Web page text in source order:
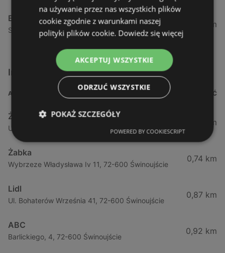
Biedronka
Sienkiewicza 32, 72-510 Wolin
24,01 km
Inne sklepy Supermarkety w pobliżu
ADRES ODLEGŁOŚĆ
Żabka
Ul. Barlickiego 4d / 2, 72-602 Świnoujście
0,64 km
Żabka
Wybrzeze Władysława Iv 11, 72-600 Świnoujście
0,74 km
Lidl
Ul. Bohaterów Września 41, 72-600 Świnoujście
0,87 km
ABC
Barlickiego, 4, 72-600 Świnoujście
0,92 km
na używanie przez nas wszystkich plików
cookie zgodnie z warunkami naszej
polityki plików cookie. Dowiedz się więcej
AKCEPTUJ WSZYSTKIE
ODRZUĆ WSZYSTKIE
POKAŻ SZCZEGÓŁY
POWERED BY COOKIESCRIPT